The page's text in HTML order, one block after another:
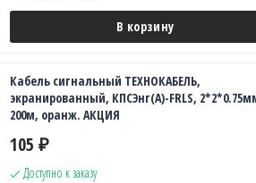
В корзину
Кабель сигнальный ТЕХНОКАБЕЛЬ,
экранированный, КПСЭнг(А)-FRLS,
200м, оранж. АКЦИЯ
105 ₽
Доступно к заказу